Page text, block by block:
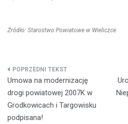
Źródło: Starostwo Powiatowe w Wieliczce
Nawigacja
wpisu
Umowa na modernizację
drogi powiatowej 2007K w
Grodkowicach i Targowisku
podpisana!